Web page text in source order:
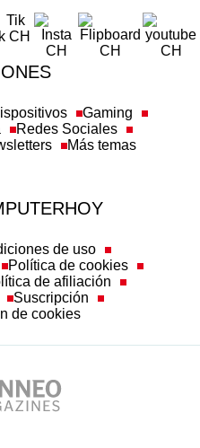
Gaming
Redes Sociales
Más temas
de uso
Política de cookies
de afiliación
Suscripción
de cookies